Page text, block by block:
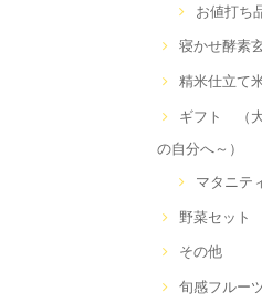
お値打ち
寝かせ酵素
精米仕立て
ギフト （
の自分へ～）
マタニテ
野菜セット
その他
旬感フルー